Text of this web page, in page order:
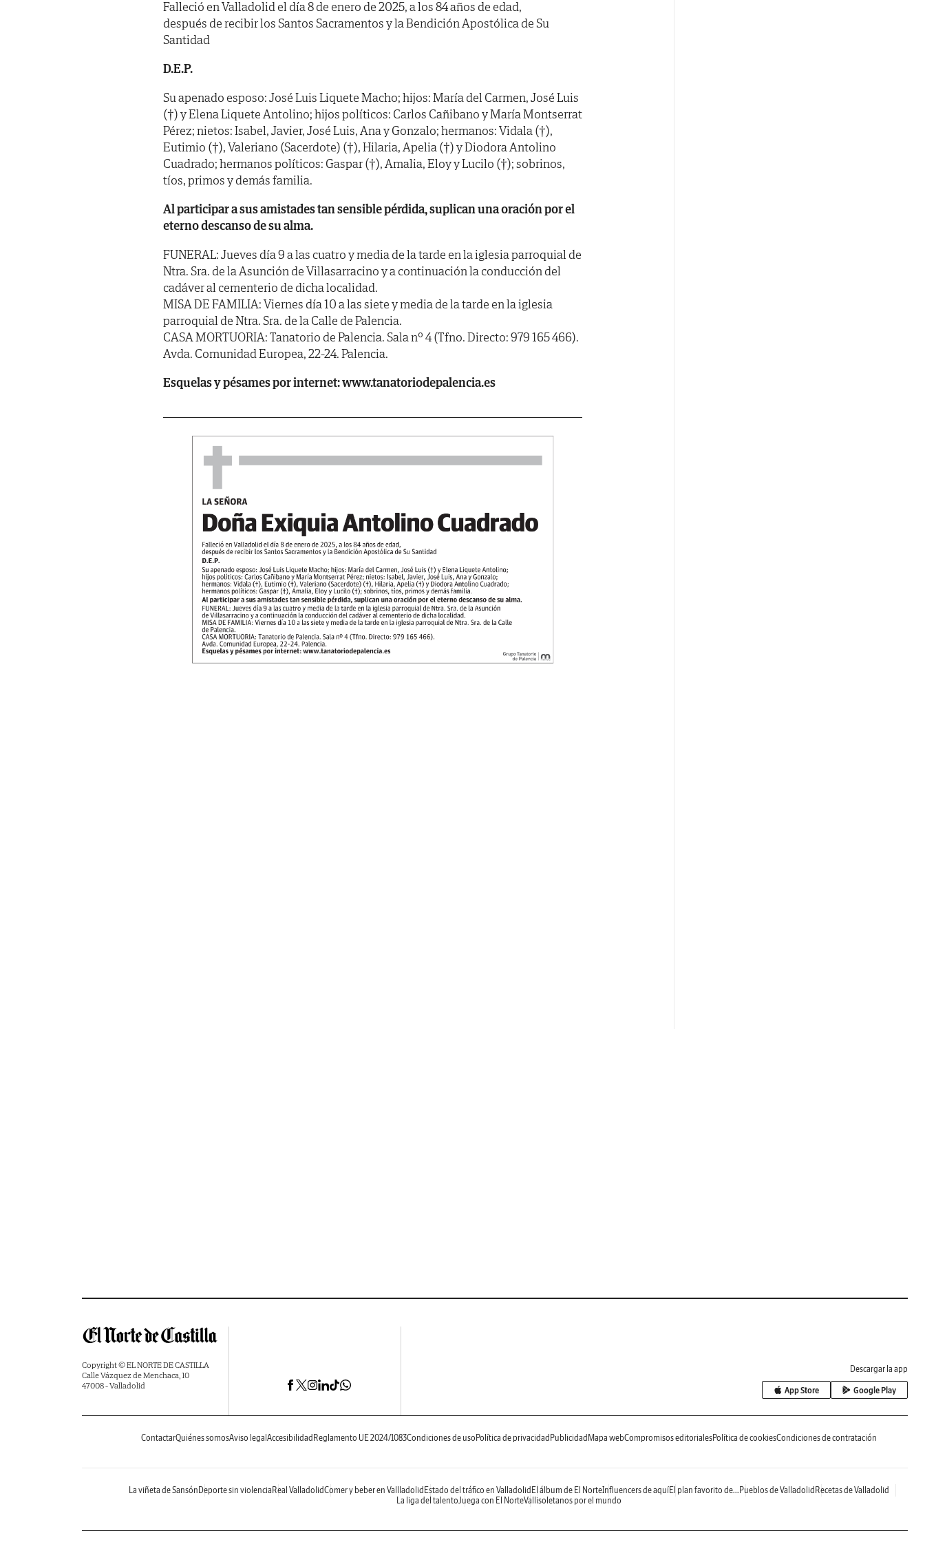
Falleció en Valladolid el día 8 de enero de 2025, a los 84 años de edad,
después de recibir los Santos Sacramentos y la Bendición Apostólica de Su
Santidad
D.E.P.
Su apenado esposo: José Luis Liquete Macho; hijos: María del Carmen, José Luis
(†) y Elena Liquete Antolino; hijos políticos: Carlos Cañibano y María Montserrat
Pérez; nietos: Isabel, Javier, José Luis, Ana y Gonzalo; hermanos: Vidala (†),
Eutimio (†), Valeriano (Sacerdote) (†), Hilaria, Apelia (†) y Diodora Antolino
Cuadrado; hermanos políticos: Gaspar (†), Amalia, Eloy y Lucilo (†); sobrinos,
tíos, primos y demás familia.
Al participar a sus amistades tan sensible pérdida, suplican una oración por el
eterno descanso de su alma.
FUNERAL: Jueves día 9 a las cuatro y media de la tarde en la iglesia parroquial de
Ntra. Sra. de la Asunción de Villasarracino y a continuación la conducción del
cadáver al cementerio de dicha localidad.
MISA DE FAMILIA: Viernes día 10 a las siete y media de la tarde en la iglesia
parroquial de Ntra. Sra. de la Calle de Palencia.
CASA MORTUORIA: Tanatorio de Palencia. Sala nº 4 (Tfno. Directo: 979 165 466).
Avda. Comunidad Europea, 22-24. Palencia.
Esquelas y pésames por internet: www.tanatoriodepalencia.es
Copyright © EL NORTE DE CASTILLA
Calle Vázquez de Menchaca, 10
47008 - Valladolid
Descargar la app
App Store Google Play
ContactarQuiénes somosAviso legal Accesibilidad Reglamento UE 2024/1083Condiciones de uso Política de privacidad Publicidad Mapa webCompromisos editorialesPolítica de cookiesCondiciones de contratación
La viñeta de Sansón Deporte sin violencia Real ValladolidComer y beber en Vallladolid Estado del tráfico en Valladolid El álbum de El NorteInfluencers de aquíEl plan favorito de... Pueblos de Valladolid Recetas de Valladolid
La liga del talentoJuega con El NorteVallisoletanos por el mundo